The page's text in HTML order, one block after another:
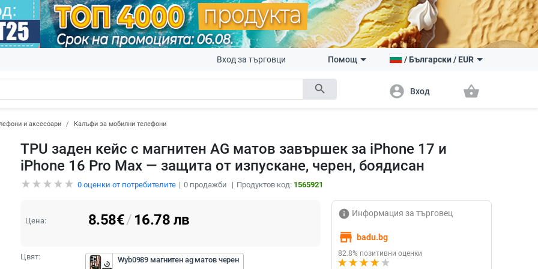
search
Вход за търговци Помощ /Български/ EUR
account_circle Вход shopping_basket
и аксесоари Калъфи за мобилни телефони
TPU заден кейс с магнитен AG матов завършек за iPhone 17 и
iPhone 16 Pro Max — защита от изпускане, черен, боядисан
0оценки от потребителите 0продажби Продуктов код: 1565921
Цена: 8.58€/ 16.78 лв
Цвят: Wyb0989 магнитен ag матов черен
info Информация за търговец
store badu.bg
82.8% позитивни оценки